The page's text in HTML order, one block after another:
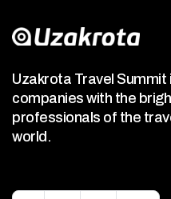
Uzakrota Travel
companies with the
professionals of the
world.